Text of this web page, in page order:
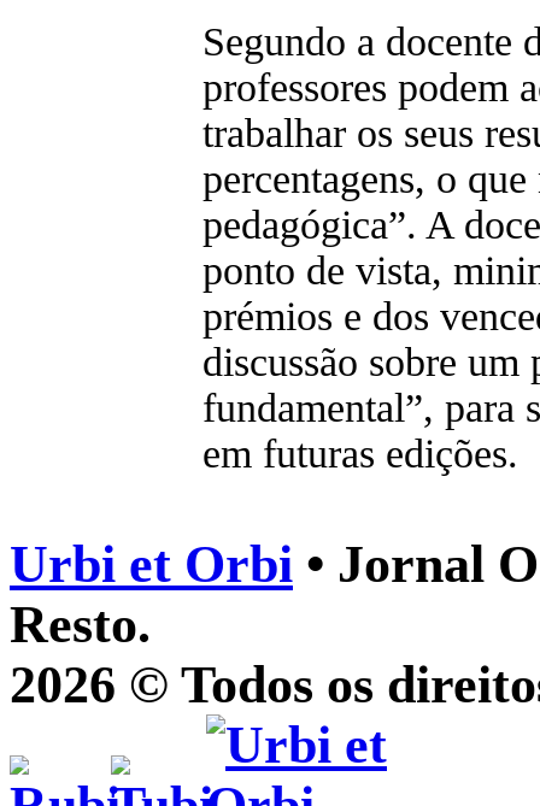
Segundo a docente
professores podem
trabalhar os seus
percentagens, o
pedagógica”. A
ponto de vista,
prémios e dos
discussão sobre um
fundamental”, para
em futuras edições.
Urbi et Orbi • Jornal
Resto.
2026 © Todos os